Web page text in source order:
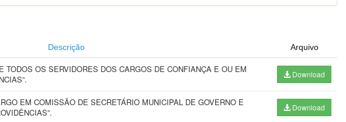
Descrição
Arquivo
TODOS OS SERVIDORES DOS CARGOS DE CONFIANÇA E OU EM
Download
EM COMISSÃO DE SECRETÁRIO MUNICIPAL DE GOVERNO E
Download